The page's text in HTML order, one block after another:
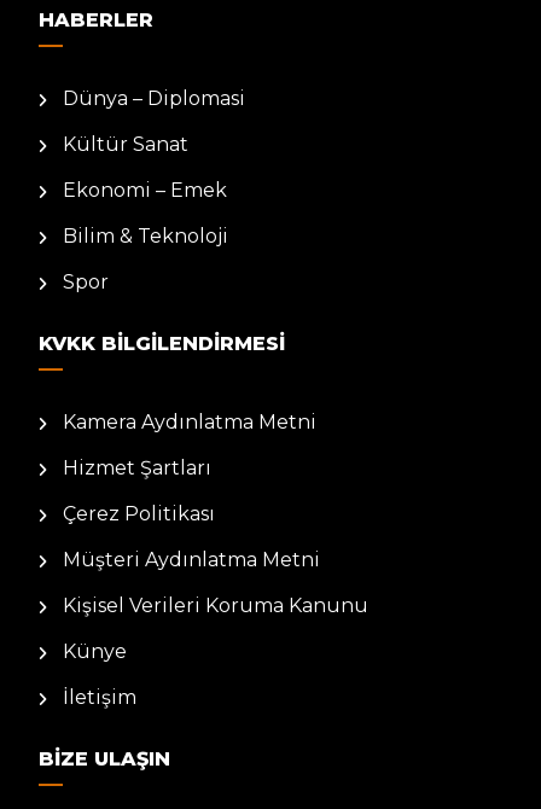
HABERLER
Dünya – Diplomasi
Kültür Sanat
Ekonomi – Emek
Bilim & Teknoloji
Spor
KVKK BILGILENDIRMESI
Kamera Aydınlatma Metni
Hizmet Şartları
Çerez Politikası
Müşteri Aydınlatma Metni
Kişisel Verileri Koruma Kanunu
Künye
İletişim
BIZE ULAŞIN